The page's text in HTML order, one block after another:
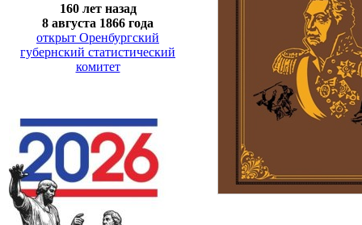
160 лет назад
8 августа 1866 года
открыт Оренбургский
губернский статистический
комитет